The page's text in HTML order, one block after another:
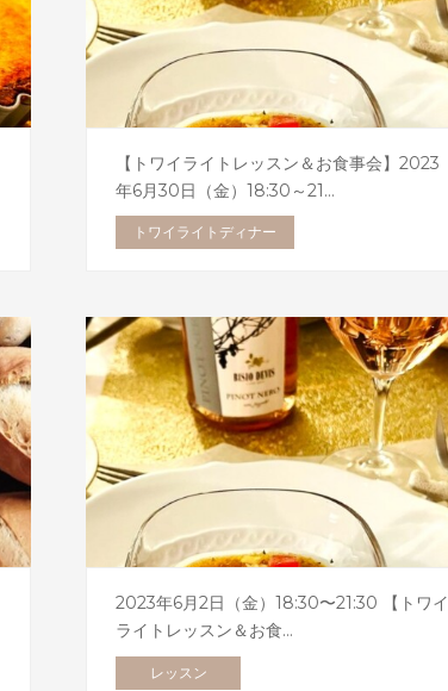
【トワイライトレッスン＆お食事会】2023
年6月30日（金）18:30～21…
トワイライトディナー
2023年6月2日（金）18:30〜21:30 【トワイ
ライトレッスン＆お食…
レッスン